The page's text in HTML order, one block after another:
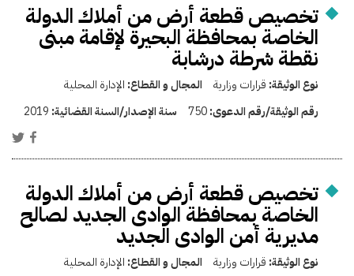
تخصيص قطعة أرض من أملاك الدولة
الخاصة بمحافظة البحيرة لإقامة مبنى
نقطة شرطة درشابة
نوع الوثيقة: قرارات وزارية المجال و القطاع: الإدارة المحلية
رقم الوثيقة/رقم الدعوى:750 سنة الإصدار/السنة القضائية: 2019
تخصيص قطعة أرض من أملاك الدولة
الخاصة بمحافظة الوادى الجديد لصالح
مديرية أمن الوادى الجديد
نوع الوثيقة: قرارات وزارية المجال و القطاع: الإدارة المحلية